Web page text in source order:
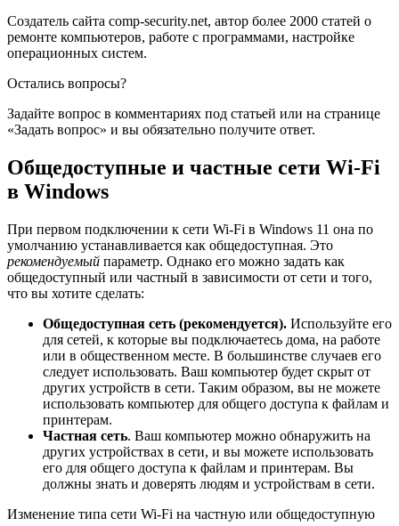
Создатель сайта comp-security.net, автор более 2000 статей о
ремонте компьютеров, работе с программами, настройке
операционных систем.
Остались вопросы?
Задайте вопрос в комментариях под статьей или на странице
«Задать вопрос» и вы обязательно получите ответ.
Общедоступные и частные сети Wi-Fi
в Windows
При первом подключении к сети Wi-Fi в Windows 11 она по
умолчанию устанавливается как общедоступная. Это
рекомендуемый параметр. Однако его можно задать как
общедоступный или частный в зависимости от сети и того,
что вы хотите сделать:
Общедоступная сеть (рекомендуется). Используйте его
для сетей, к которые вы подключаетесь дома, на работе
или в общественном месте. В большинстве случаев его
следует использовать. Ваш компьютер будет скрыт от
других устройств в сети. Таким образом, вы не можете
использовать компьютер для общего доступа к файлам и
принтерам.
Частная сеть. Ваш компьютер можно обнаружить на
других устройствах в сети, и вы можете использовать
его для общего доступа к файлам и принтерам. Вы
должны знать и доверять людям и устройствам в сети.
Изменение типа сети Wi-Fi на частную или общедоступную